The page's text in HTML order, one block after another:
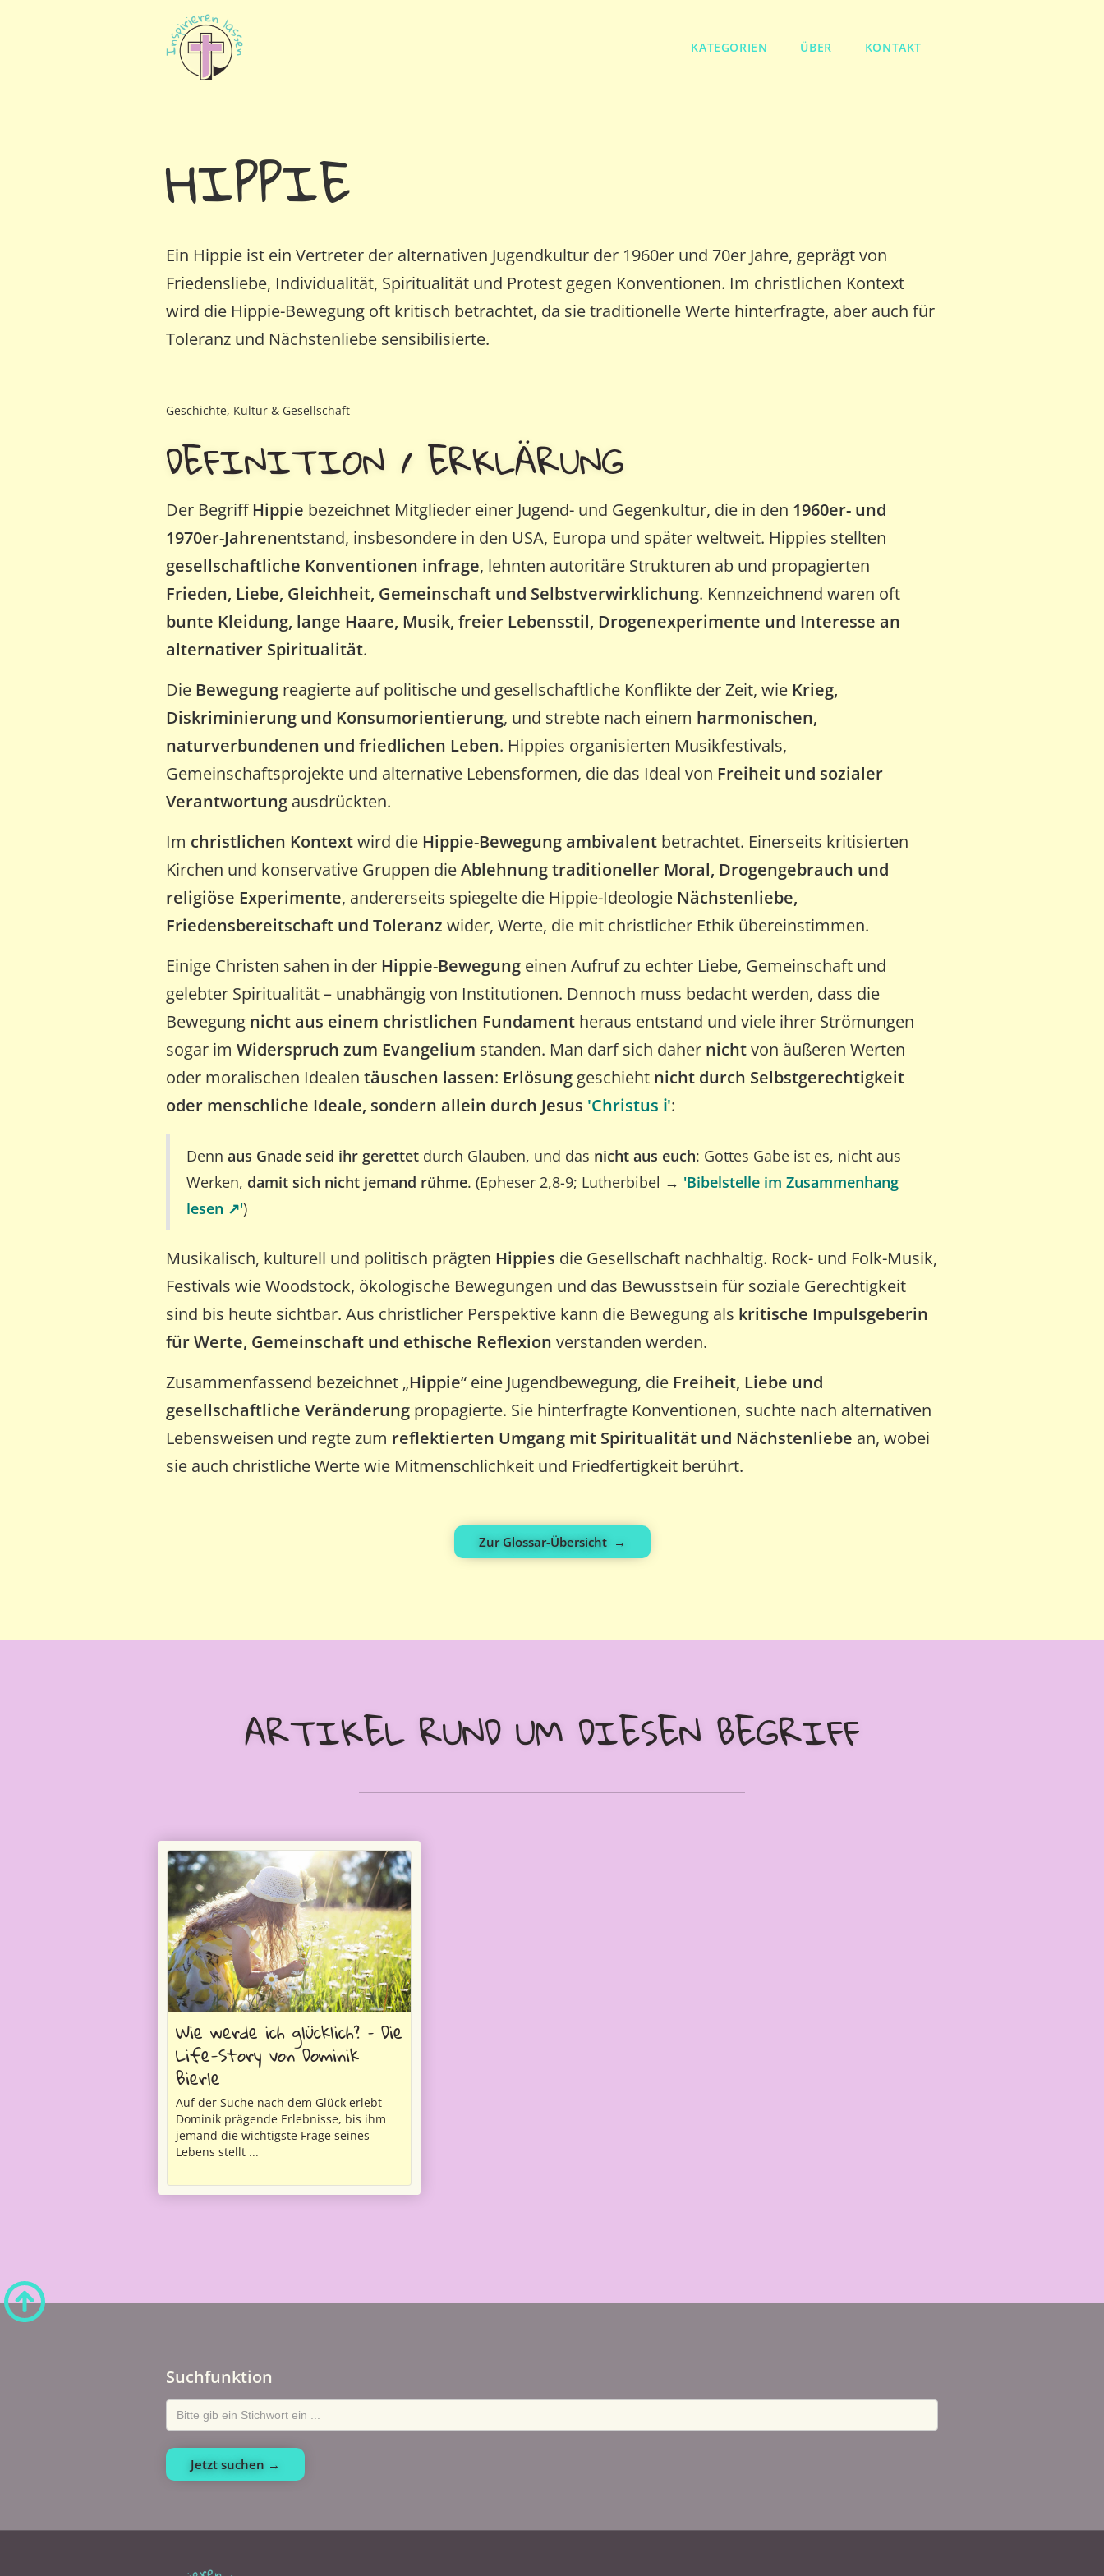
KATEGORIEN ÜBER KONTAKT
HIPPIE
Ein Hippie ist ein Vertreter der alternativen Jugendkultur der 1960er und 70er Jahre, geprägt von
Friedensliebe, Individualität, Spiritualität und Protest gegen Konventionen. Im christlichen Kontext
wird die Hippie-Bewegung oft kritisch betrachtet, da sie traditionelle Werte hinterfragte, aber auch für
Toleranz und Nächstenliebe sensibilisierte.
Geschichte, Kultur & Gesellschaft
DEFINITION / ERKLÄRUNG
Der BegriffHippie bezeichnet Mitglieder einer Jugend- und Gegenkultur, die in den 1960er- und
1970er-Jahrenentstand, insbesondere in den USA, Europa und später weltweit. Hippies stellten
gesellschaftliche Konventionen infrage, lehnten autoritäre Strukturen ab und propagierten
Frieden, Liebe, Gleichheit, Gemeinschaft und Selbstverwirklichung. Kennzeichnend waren oft
bunte Kleidung, lange Haare, Musik, freier Lebensstil, Drogenexperimente und Interesse an
alternativer Spiritualität.
Die Bewegung reagierte auf politische und gesellschaftliche Konflikte der Zeit, wie Krieg,
Diskriminierung und Konsumorientierung, und strebte nach einem harmonischen,
naturverbundenen und friedlichen Leben. Hippies organisierten Musikfestivals,
Gemeinschaftsprojekte und alternative Lebensformen, die das Ideal von Freiheit und sozialer
Verantwortung ausdrückten.
Im christlichen Kontextwird die Hippie-Bewegung ambivalent betrachtet. Einerseits kritisierten
Kirchen und konservative Gruppen dieAblehnung traditioneller Moral, Drogengebrauch und
religiöse Experimente, andererseits spiegelte die Hippie-Ideologie Nächstenliebe,
Friedensbereitschaft und Toleranz wider, Werte, die mit christlicher Ethik übereinstimmen.
Einige Christen sahen in der Hippie-Bewegung einen Aufruf zu echter Liebe, Gemeinschaft und
gelebter Spiritualität – unabhängig von Institutionen. Dennoch muss bedacht werden, dass die
Bewegung nicht aus einem christlichen Fundament heraus entstand und viele ihrer Strömungen
sogar im Widerspruch zum Evangelium standen. Man darf sich daher nichtvon äußeren Werten
oder moralischen Idealen täuschen lassen: Erlösung geschieht nicht durch Selbstgerechtigkeit
oder menschliche Ideale, sondern allein durch Jesus 'Christus ℹ️':
Denn aus Gnade seid ihr gerettet durch Glauben, und das nicht aus euch: Gottes Gabe ist es, nicht aus
Werken, damit sich nicht jemand rühme. (Epheser 2,8-9; Lutherbibel → 'Bibelstelle im Zusammenhang
lesen ↗️')
Musikalisch, kulturell und politisch prägten Hippies die Gesellschaft nachhaltig. Rock- und Folk-Musik,
Festivals wie Woodstock, ökologische Bewegungen und das Bewusstsein für soziale Gerechtigkeit
sind bis heute sichtbar. Aus christlicher Perspektive kann die Bewegung als kritische Impulsgeberin
für Werte, Gemeinschaft und ethische Reflexion verstanden werden.
Zusammenfassend bezeichnet „Hippie“ eine Jugendbewegung, die Freiheit, Liebe und
gesellschaftliche Veränderung propagierte. Sie hinterfragte Konventionen, suchte nach alternativen
Lebensweisen und regte zum reflektierten Umgang mit Spiritualität und Nächstenliebe an, wobei
sie auch christliche Werte wie Mitmenschlichkeit und Friedfertigkeit berührt.
Zur Glossar-Übersicht →
ARTIKEL RUND UM DIESEN BEGRIFF
Wie werde ich glücklich? – Die
Life-Story von Dominik
Bierle
Auf der Suche nach dem Glück erlebt
Dominik prägende Erlebnisse, bis ihm
jemand die wichtigste Frage seines
Lebens stellt ...
Suchfunktion